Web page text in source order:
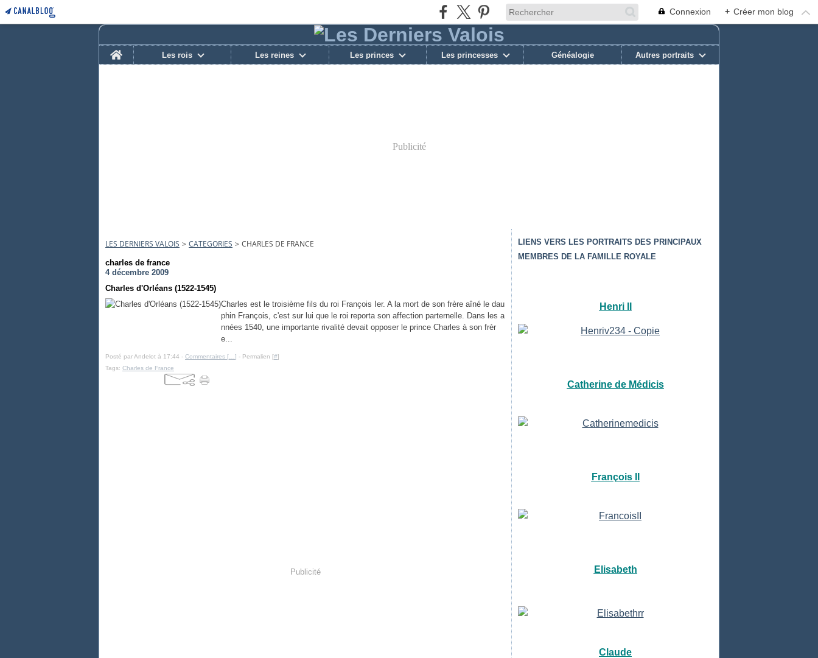
Connexion + Créer mon blog
Home
Les rois Les reines Les princes Les princesses Généalogie Autres portraits
Publicité
LES DERNIERS VALOIS > CATEGORIES > CHARLES DE FRANCE
charles de france
4 décembre 2009
Charles d'Orléans (1522-1545)
Charles est le troisième fils du roi François Ier. A la mort de son frère aîné le dau
phin François, c'est sur lui que le roi reporta son affection parternelle. Dans les a
nnées 1540, une importante rivalité devait opposer le prince Charles à son frèr
e...
Posté par Andelot à 17:44 - Commentaires [ ] - Permalien [#]
Tags: Charles de France
Publicité
LIENS VERS LES PORTRAITS DES PRINCIPAUX
MEMBRES DE LA FAMILLE ROYALE
Henri II
Catherine de Médicis
François II
Elisabeth
Claude